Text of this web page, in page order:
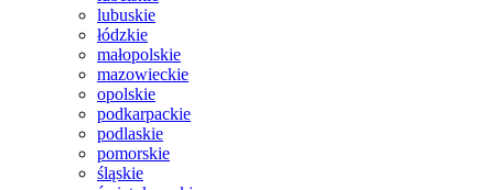
lubuskie
łódzkie
małopolskie
mazowieckie
opolskie
podkarpackie
podlaskie
pomorskie
śląskie